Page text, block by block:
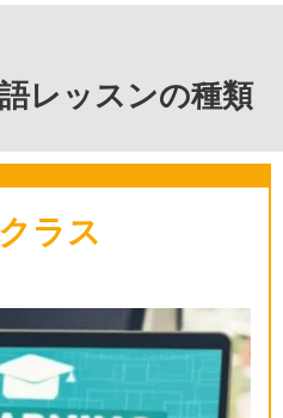
レッスンの種類
ラス